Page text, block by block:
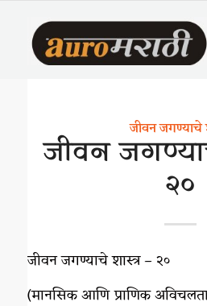
जीवन जगण्याचे
जीवन
२०
जीवन जगण्याचे शास्त्र – २०
(मानसिक आणि प्राणिक